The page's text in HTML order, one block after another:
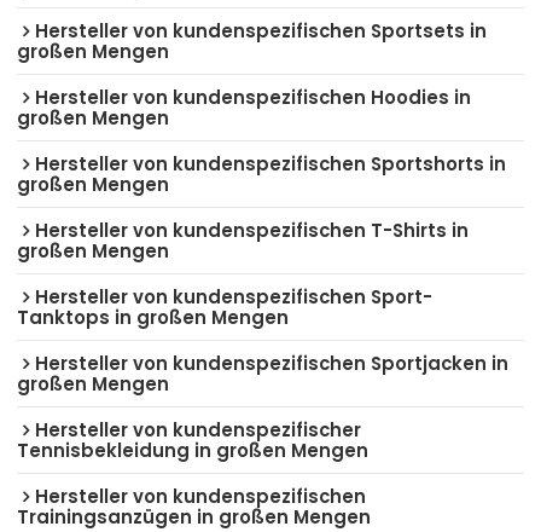
Hersteller von kundenspezifischen Sportsets in
großen Mengen
Hersteller von kundenspezifischen Hoodies in
großen Mengen
Hersteller von kundenspezifischen Sportshorts in
großen Mengen
Hersteller von kundenspezifischen T-Shirts in
großen Mengen
Hersteller von kundenspezifischen Sport-
Tanktops in großen Mengen
Hersteller von kundenspezifischen Sportjacken in
großen Mengen
Hersteller von kundenspezifischer
Tennisbekleidung in großen Mengen
Hersteller von kundenspezifischen
Trainingsanzügen in großen Mengen